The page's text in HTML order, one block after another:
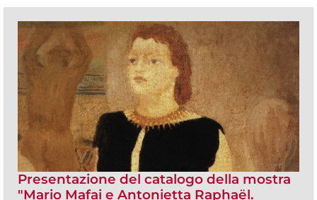
Presentazione del catalogo della mostra
"Mario Mafai e Antonietta Raphaël.